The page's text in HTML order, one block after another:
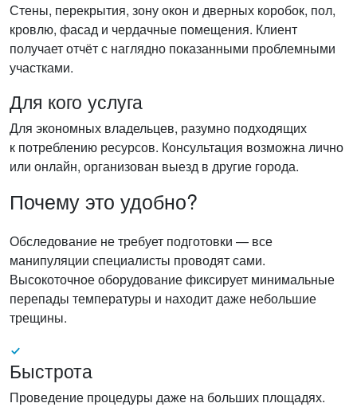
Стены, перекрытия, зону окон и дверных коробок, пол,
кровлю, фасад и чердачные помещения. Клиент
получает отчёт с наглядно показанными проблемными
участками.
Для кого услуга
Для экономных владельцев, разумно подходящих
к потреблению ресурсов. Консультация возможна лично
или онлайн, организован выезд в другие города.
Почему это удобно?
Обследование не требует подготовки — все
манипуляции специалисты проводят сами.
Высокоточное оборудование фиксирует минимальные
перепады температуры и находит даже небольшие
трещины.
Быстрота
Проведение процедуры даже на больших площадях.